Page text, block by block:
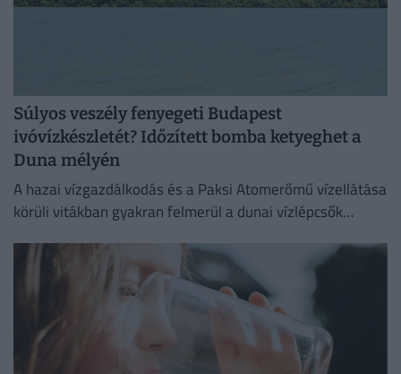
Súlyos veszély fenyegeti Budapest
ivóvízkészletét? Időzített bomba ketyeghet a
Duna mélyén
A hazai vízgazdálkodás és a Paksi Atomerőmű vízellátása
körüli vitákban gyakran felmerül a dunai vízlépcsők
évszázados,...